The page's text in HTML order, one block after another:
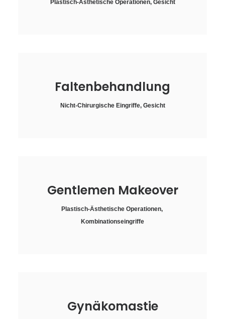
Plastisch-Ästhetische Operationen, Gesicht
Faltenbehandlung
Nicht-Chirurgische Eingriffe, Gesicht
Gentlemen Makeover
Plastisch-Ästhetische Operationen,
Kombinationseingriffe
Gynäkomastie